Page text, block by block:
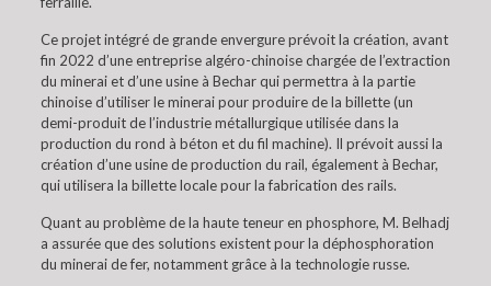
Ce projet intégré de grande envergure prévoit la création, avant
fin 2022 d’une entreprise algéro-chinoise chargée de l’extraction
du minerai et d’une usine à Bechar qui permettra à la partie
chinoise d’utiliser le minerai pour produire de la billette (un
demi-produit de l’industrie métallurgique utilisée dans la
production du rond à béton et du fil machine). Il prévoit aussi la
création d’une usine de production du rail, également à Bechar,
qui utilisera la billette locale pour la fabrication des rails.
Quant au problème de la haute teneur en phosphore, M. Belhadj
a assurée que des solutions existent pour la déphosphoration
du minerai de fer, notamment grâce à la technologie russe.